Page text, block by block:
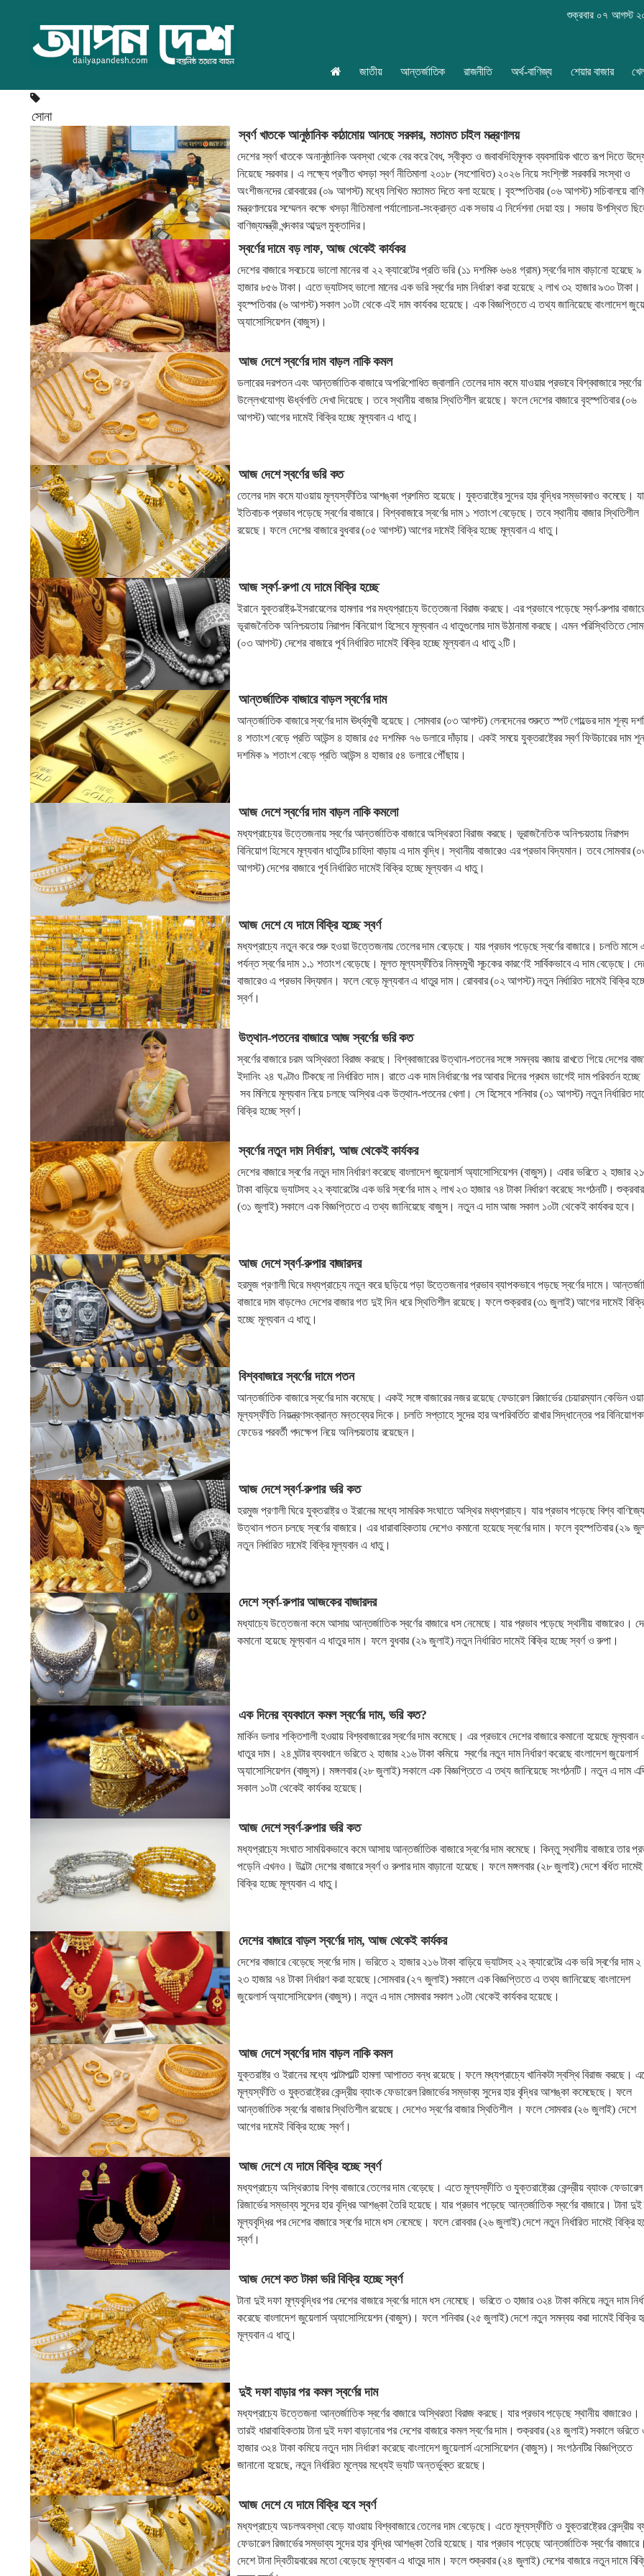
শুক্রবার ০৭ আগস্ট
জাতীয় আন্তর্জাতিক রাজনীতি অর্থ-বাণিজ্য শেয়ার বাজার
সোনা
স্বর্ণ খাতকে আনুষ্ঠানিক কাঠামোয় আনছে সরকার, মতামত চাইল মন্ত্রণালয়
দেশের স্বর্ণ খাতকে অনানুষ্ঠানিক অবস্থা থেকে বের করে বৈধ, স্বীকৃত ও জবাবদিহিমূলক ব্যবসায়িক খাতে রূপ দিতে
নিয়েছে সরকার। এ লক্ষ্যে প্রণীত খসড়া স্বর্ণ নীতিমালা ২০১৮ (সংশোধিত) ২০২৬ নিয়ে সংশ্লিষ্ট সরকারি সংস্থা ও
অংশীজনদের রোববারের (০৯ আগস্ট) মধ্যে লিখিত মতামত দিতে বলা হয়েছে। বৃহস্পতিবার (০৬ আগস্ট) সচিবালয়ে
মন্ত্রণালয়ের সম্মেলন কক্ষে খসড়া নীতিমালা পর্যালোচনা-সংক্রান্ত এক সভায় এ নির্দেশনা দেয়া হয়। সভায় উপস্থিত
বাণিজ্যমন্ত্রী খন্দকার আব্দুল মুক্তাদির।
স্বর্ণের দামে বড় লাফ, আজ থেকেই কার্যকর
দেশের বাজারে সবচেয়ে ভালো মানের বা ২২ ক্যারেটের প্রতি ভরি (১১ দশমিক ৬৬৪ গ্রাম) স্বর্ণের দাম বাড়ানো হয়েছে ৯
হাজার ৮৫৬ টাকা। এতে ভ্যাটসহ ভালো মানের এক ভরি স্বর্ণের দাম নির্ধারণ করা হয়েছে ২ লাখ ৩২ হাজার ৯৩০ টাকা।
বৃহস্পতিবার (৬ আগস্ট) সকাল ১০টা থেকে এই দাম কার্যকর হয়েছে। এক বিজ্ঞপ্তিতে এ তথ্য জানিয়েছে বাংলাদেশ
অ্যাসোসিয়েশন (বাজুস)।
আজ দেশে স্বর্ণের দাম বাড়ল নাকি কমল
ডলারের দরপতন এবং আন্তর্জাতিক বাজারে অপরিশোধিত জ্বালানি তেলের দাম কমে যাওয়ার প্রভাবে বিশ্ববাজারে স্বর্ণের
উল্লেখযোগ্য ঊর্ধ্বগতি দেখা দিয়েছে। তবে স্থানীয় বাজার স্থিতিশীল রয়েছে। ফলে দেশের বাজারে বৃহস্পতিবার (০৬
আগস্ট) আগের দামেই বিক্রি হচ্ছে মূল্যবান এ ধাতু।
আজ দেশে স্বর্ণের ভরি কত
তেলের দাম কমে যাওয়ায় মূল্যস্ফীতির আশঙ্কা প্রশমিত হয়েছে। যুক্তরাষ্ট্রে সুদের হার বৃদ্ধির সম্ভাবনাও কমেছে।
ইতিবাচক প্রভাব পড়েছে স্বর্ণের বাজারে। বিশ্ববাজারে স্বর্ণের দাম ১ শতাংশ বেড়েছে। তবে স্থানীয় বাজার স্থিতিশীল
রয়েছে। ফলে দেশের বাজারে বুধবার (০৫ আগস্ট) আগের দামেই বিক্রি হচ্ছে মূল্যবান এ ধাতু।
আজ স্বর্ণ-রুপা যে দামে বিক্রি হচ্ছে
ইরানে যুক্তরাষ্ট্র-ইসরায়েলের হামলার পর মধ্যপ্রাচ্যে উত্তেজনা বিরাজ করছে। এর প্রভাবে পড়েছে স্বর্ণ-রুপার
ভূরাজনৈতিক অনিশ্চয়তায় নিরাপদ বিনিয়োগ হিসেবে মূল্যবান এ ধাতুগুলোর দাম উঠানামা করছে। এমন পরিস্থিতিতে
(০৩ আগস্ট) দেশের বাজারে পূর্ব নির্ধারিত দামেই বিক্রি হচ্ছে মূল্যবান এ ধাতু ২টি।
আন্তর্জাতিক বাজারে বাড়ল স্বর্ণের দাম
আন্তর্জাতিক বাজারে স্বর্ণের দাম ঊর্ধ্বমুখী হয়েছে। সোমবার (০৩ আগস্ট) লেনদেনের শুরুতে স্পট গোল্ডের দাম শূন্য
৪ শতাংশ বেড়ে প্রতি আউন্স ৪ হাজার ৫৫ দশমিক ৭৬ ডলারে দাঁড়ায়। একই সময়ে যুক্তরাষ্ট্রের স্বর্ণ ফিউচারের দাম
দশমিক ৯ শতাংশ বেড়ে প্রতি আউন্স ৪ হাজার ৫৪ ডলারে পৌঁছায়।
আজ দেশে স্বর্ণের দাম বাড়ল নাকি কমলো
মধ্যপ্রাচ্যের উত্তেজনায় স্বর্ণের আন্তর্জাতিক বাজারে অস্থিরতা বিরাজ করছে। ভূরাজনৈতিক অনিশ্চয়তায় নিরাপদ
বিনিয়োগ হিসেবে মূল্যবান ধাতুটির চাহিদা বাড়ায় এ দাম বৃদ্ধি। স্থানীয় বাজারেও এর প্রভাব বিদ্যমান। তবে সোমবার
আগস্ট) দেশের বাজারে পূর্ব নির্ধারিত দামেই বিক্রি হচ্ছে মূল্যবান এ ধাতু।
আজ দেশে যে দামে বিক্রি হচ্ছে স্বর্ণ
মধ্যপ্রাচ্যে নতুন করে শুরু হওয়া উত্তেজনায় তেলের দাম বেড়েছে। যার প্রভাব পড়েছে স্বর্ণের বাজারে। চলতি মাসে
পর্যন্ত স্বর্ণের দাম ১.১ শতাংশ বেড়েছে। মূলত মূল্যস্ফীতির নিম্নমুখী সূচকের কারণেই সার্বিকভাবে এ দাম বেড়েছে।
বাজারেও এ প্রভাব বিদ্যমান। ফলে বেড়ে মূল্যবান এ ধাতুর দাম। রোববার (০২ আগস্ট) নতুন নির্ধারিত দামেই বিক্রি
স্বর্ণ।
উত্থান-পতনের বাজারে আজ স্বর্ণের ভরি কত
স্বর্ণের বাজারে চরম অস্থিরতা বিরাজ করছে। বিশ্ববাজারের উত্থান-পতনের সঙ্গে সমন্বয় বজায় রাখতে গিয়ে দেশের
ইদানিং ২৪ ঘণ্টাও টিকছে না নির্ধারিত দাম। রাতে এক দাম নির্ধারণের পর আবার দিনের প্রথম ভাগেই দাম পরিবর্তন
সব মিলিয়ে মূল্যবান নিয়ে চলছে অস্থির এক উত্থান-পতনের খেলা। সে হিসেবে শনিবার (০১ আগস্ট) নতুন নির্ধারিত
বিক্রি হচ্ছে স্বর্ণ।
স্বর্ণের নতুন দাম নির্ধারণ, আজ থেকেই কার্যকর
দেশের বাজারে স্বর্ণের নতুন দাম নির্ধারণ করেছে বাংলাদেশ জুয়েলার্স অ্যাসোসিয়েশন (বাজুস)। এবার ভরিতে ২ হাজার
টাকা বাড়িয়ে ভ্যাটসহ ২২ ক্যারেটের এক ভরি স্বর্ণের দাম ২ লাখ ২৩ হাজার ৭৪ টাকা নির্ধারণ করেছে সংগঠনটি। শুক্রবার
(৩১ জুলাই) সকালে এক বিজ্ঞপ্তিতে এ তথ্য জানিয়েছে বাজুস। নতুন এ দাম আজ সকাল ১০টা থেকেই কার্যকর হবে।
আজ দেশে স্বর্ণ-রুপার বাজারদর
হরমুজ প্রণালী ঘিরে মধ্যপ্রাচ্যে নতুন করে ছড়িয়ে পড়া উত্তেজনার প্রভাব ব্যাপকভাবে পড়ছে স্বর্ণের দামে।
বাজারে দাম বাড়লেও দেশের বাজার গত দুই দিন ধরে স্থিতিশীল রয়েছে। ফলে শুক্রবার (৩১ জুলাই) আগের দামেই
হচ্ছে মূল্যবান এ ধাতু।
বিশ্ববাজারে স্বর্ণের দামে পতন
আন্তর্জাতিক বাজারে স্বর্ণের দাম কমেছে। একই সঙ্গে বাজারের নজর রয়েছে ফেডারেল রিজার্ভের চেয়ারম্যান কেভিন
মূল্যস্ফীতি নিয়ন্ত্রণসংক্রান্ত মন্তব্যের দিকে। চলতি সপ্তাহে সুদের হার অপরিবর্তিত রাখার সিদ্ধান্তের পর
ফেডের পরবর্তী পদক্ষেপ নিয়ে অনিশ্চয়তায় রয়েছেন।
আজ দেশে স্বর্ণ-রুপার ভরি কত
হরমুজ প্রণালী ঘিরে যুক্তরাষ্ট্র ও ইরানের মধ্যে সামরিক সংঘাতে অস্থির মধ্যপ্রাচ্য। যার প্রভাব পড়েছে বিশ্ব
উত্থান পতন চলছে স্বর্ণের বাজারে। এর ধারাবাহিকতায় দেশেও কমানো হয়েছে স্বর্ণের দাম। ফলে বৃহস্পতিবার (২৯
নতুন নির্ধারিত দামেই বিক্রি মূল্যবান এ ধাতু।
দেশে স্বর্ণ-রুপার আজকের বাজারদর
মধ্যাচ্যে উত্তেজনা কমে আসায় আন্তর্জাতিক স্বর্ণের বাজারে ধস নেমেছে। যার প্রভাব পড়েছে স্থানীয় বাজারেও।
কমানো হয়েছে মূল্যবান এ ধাতুর দাম। ফলে বুধবার (২৯ জুলাই) নতুন নির্ধারিত দামেই বিক্রি হচ্ছে স্বর্ণ ও রুপা।
এক দিনের ব্যবধানে কমল স্বর্ণের দাম, ভরি কত?
মার্কিন ডলার শক্তিশালী হওয়ায় বিশ্ববাজারের স্বর্ণের দাম কমেছে। এর প্রভাবে দেশের বাজারে কমানো হয়েছে মূল্যবান
ধাতুর দাম। ২৪ ঘন্টার ব্যবধানে ভরিতে ২ হাজার ২১৬ টাকা কমিয়ে স্বর্ণের নতুন দাম নির্ধারণ করেছে বাংলাদেশ জুয়েলার্স
অ্যাসোসিয়েশন (বাজুস)। মঙ্গলবার (২৮ জুলাই) সকালে এক বিজ্ঞপ্তিতে এ তথ্য জানিয়েছে সংগঠনটি। নতুন এ দাম
সকাল ১০টা থেকেই কার্যকর হয়েছে।
আজ দেশে স্বর্ণ-রুপার ভরি কত
মধ্যপ্রাচ্যে সংঘাত সাময়িকভাবে কমে আসায় আন্তর্জাতিক বাজারে স্বর্ণের দাম কমেছে। কিন্তু স্থানীয় বাজারে তার
পড়েনি এখনও। উল্টো দেশের বাজারে স্বর্ণ ও রুপার দাম বাড়ানো হয়েছে। ফলে মঙ্গলবার (২৮ জুলাই) দেশে বর্ধিত দামেই
বিক্রি হচ্ছে মূল্যবান এ ধাতু।
দেশের বাজারে বাড়ল স্বর্ণের দাম, আজ থেকেই কার্যকর
দেশের বাজারে বেড়েছে স্বর্ণের দাম। ভরিতে ২ হাজার ২১৬ টাকা বাড়িয়ে ভ্যাটসহ ২২ ক্যারেটের এক ভরি স্বর্ণের দাম ২
২৩ হাজার ৭৪ টাকা নির্ধারণ করা হয়েছে।সোমবার (২৭ জুলাই) সকালে এক বিজ্ঞপ্তিতে এ তথ্য জানিয়েছে বাংলাদেশ
জুয়েলার্স অ্যাসোসিয়েশন (বাজুস)। নতুন এ দাম সোমবার সকাল ১০টা থেকেই কার্যকর হয়েছে।
আজ দেশে স্বর্ণের দাম বাড়ল নাকি কমল
যুক্তরাষ্ট্র ও ইরানের মধ্যে পাল্টাপাল্টি হামলা আপাতত বন্ধ রয়েছে। ফলে মধ্যপ্রাচ্যে খানিকটা স্বস্থি বিরাজ করছে।
মূল্যস্ফীতি ও যুক্তরাষ্ট্রের কেন্দ্রীয় ব্যাংক ফেডারেল রিজার্ভের সম্ভাব্য সুদের হার বৃদ্ধির আশঙ্কা কমেছেছে। ফলে
আন্তর্জাতিক স্বর্ণের বাজার স্থিতিশীল রয়েছে। দেশেও স্বর্ণের বাজার স্থিতিশীল । ফলে সোমবার (২৬ জুলাই) দেশে
আগের দামেই বিক্রি হচ্ছে স্বর্ণ।
আজ দেশে যে দামে বিক্রি হচ্ছে স্বর্ণ
মধ্যপ্রাচ্যে অস্থিরতায় বিশ্ব বাজারে তেলের দাম বেড়েছে। এতে মূল্যস্ফীতি ও যুক্তরাষ্ট্রের কেন্দ্রীয় ব্যাংক ফেডারেল
রিজার্ভের সম্ভাব্য সুদের হার বৃদ্ধির আশঙ্কা তৈরি হয়েছে। যার প্রভাব পড়েছে আন্তর্জাতিক স্বর্ণের বাজারে। টানা
মূল্যবৃদ্ধির পর দেশের বাজারে স্বর্ণের দামে ধস নেমেছে। ফলে রোববার (২৬ জুলাই) দেশে নতুন নির্ধারিত দামেই বিক্রি
স্বর্ণ।
আজ দেশে কত টাকা ভরি বিক্রি হচ্ছে স্বর্ণ
টানা দুই দফা মূল্যবৃদ্ধির পর দেশের বাজারে স্বর্ণের দামে ধস নেমেছে। ভরিতে ৩ হাজার ৩২৪ টাকা কমিয়ে নতুন দাম
করেছে বাংলাদেশ জুয়েলার্স অ্যাসোসিয়েশন (বাজুস)। ফলে শনিবার (২৫ জুলাই) দেশে নতুন সমন্বয় করা দামেই বিক্রি
মূল্যবান এ ধাতু।
দুই দফা বাড়ার পর কমল স্বর্ণের দাম
মধ্যপ্রাচ্যে উত্তেজনা আন্তর্জাতিক স্বর্ণের বাজারে অস্থিরতা বিরাজ করছে। যার প্রভাব পড়েছে স্থানীয় বাজারেও।
তারই ধারাবাহিকতায় টানা দুই দফা বাড়ানোর পর দেশের বাজারে কমল স্বর্ণের দাম। শুক্রবার (২৪ জুলাই) সকালে ভরিতে
হাজার ৩২৪ টাকা কমিয়ে নতুন দাম নির্ধারণ করেছে বাংলাদেশ জুয়েলার্স এসোসিয়েশন (বাজুস)। সংগঠনটির বিজ্ঞপ্তিতে
জানানো হয়েছে, নতুন নির্ধারিত মূল্যের মধ্যেই ভ্যাট অন্তর্ভুক্ত রয়েছে।
আজ দেশে যে দামে বিক্রি হবে স্বর্ণ
মধ্যপ্রাচ্যে অচলঅবস্থা বেড়ে যাওয়ায় বিশ্ববাজারে তেলের দাম বেড়েছে। এতে মূল্যস্ফীতি ও যুক্তরাষ্ট্রের কেন্দ্রীয়
ফেডারেল রিজার্ভের সম্ভাব্য সুদের হার বৃদ্ধির আশঙ্কা তৈরি হয়েছে। যার প্রভাব পড়েছে আন্তর্জাতিক স্বর্ণের বাজারে।
দেশে টানা দ্বিতীয়বারের মতো বেড়েছে মূল্যবান এ ধাতুর দাম। ফলে শুক্রবার (২৪ জুলাই) দেশের বাজারে নতুন দামে